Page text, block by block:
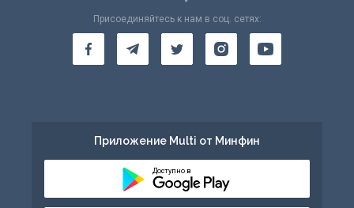
Присоединяйтесь к нам в соц. сетях:
Приложение Multi от Минфин
Доступно в